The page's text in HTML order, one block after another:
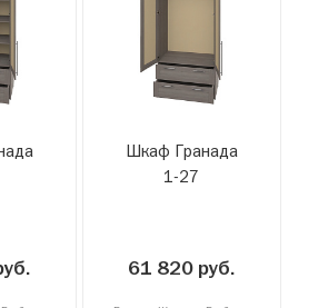
Шкаф Гранада
1-27
61 820 руб.